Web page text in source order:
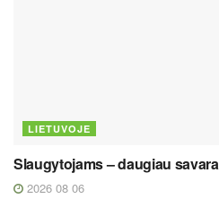
LIETUVOJE
Slaugytojams – daugiau
2026 08 06